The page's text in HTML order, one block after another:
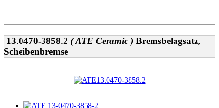
13.0470-3858.2 ( ATE Ceramic ) Bremsbelagsatz,
Scheibenbremse